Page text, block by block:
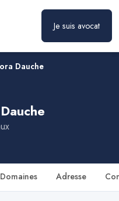
Je suis avocat
Dauche
Domaines Adresse